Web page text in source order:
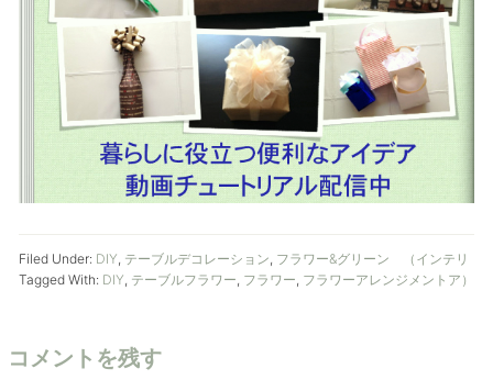
Filed Under: DIY テーブルデコレーション フラワー&グリーン （インテリ
ア）
Tagged With: DIY テーブルフラワー フラワー フラワーアレンジメント
コメントを残す